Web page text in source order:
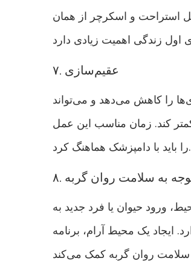
استراحت و اسکرچر از همان
۷. عقیم‌سازی
را کاهش می‌دهد و می‌تواند
کند. زمان مناسب این عمل
را باید با دامپزشک هماهنگ کرد.
توجه به سلامت روان گربه
ورود حیوان یا فرد جدید به
ایجاد یک محیط آرام، برنامه